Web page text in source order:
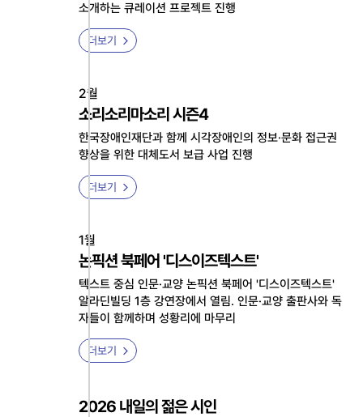
소개하는 큐레이션 프로젝트 진행
더보기
2월
소리소리마소리 시즌4
한국장애인재단과 함께 시각장애인의 정보·문화 접근권
향상을 위한 대체도서 보급 사업 진행
더보기
1월
논픽션 북페어 '디스이즈텍스트'
텍스트 중심 인문·교양 논픽션 북페어 '디스이즈텍스트'
알라딘빌딩 1층 강연장에서 열림. 인문·교양 출판사와 독
자들이 함께하며 성황리에 마무리
더보기
2026 내일의 젊은 시인